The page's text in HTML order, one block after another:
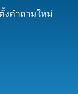
ตั้งคำถามใหม่